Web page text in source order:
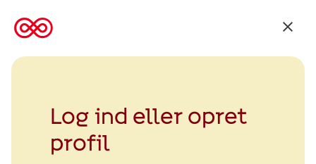
Tilbage
Kræftens
Log ind eller opret
profil